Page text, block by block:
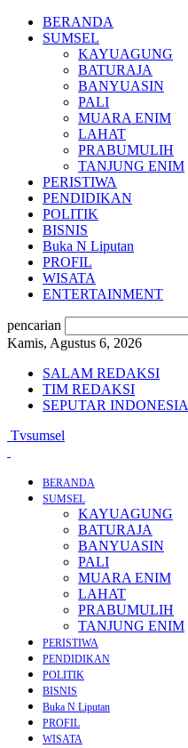
BERANDA
SUMSEL
KAYUAGUNG
BATURAJA
BANYUASIN
PALI
MUARA ENIM
LAHAT
PRABUMULIH
TANJUNG ENIM
PERISTIWA
PENDIDIKAN
POLITIK
BISNIS
Buka N Liputan
PROFIL
WISATA
ENTERTAINMENT
pencarian
Kamis, Agustus 6, 2026
SALAM REDAKSI
TIM REDAKSI
SEPUTAR INDONESIA
Tvsumsel
BERANDA
SUMSEL
KAYUAGUNG
BATURAJA
BANYUASIN
PALI
MUARA ENIM
LAHAT
PRABUMULIH
TANJUNG ENIM
PERISTIWA
PENDIDIKAN
POLITIK
BISNIS
Buka N Liputan
PROFIL
WISATA